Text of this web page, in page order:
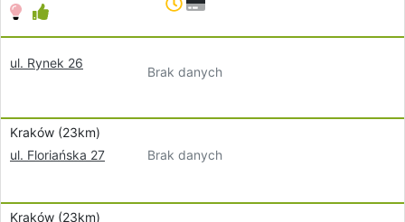
ul. Rynek 26
Brak danych
Kraków (23km)
ul. Floriańska 27
Brak danych
Kraków (23km)